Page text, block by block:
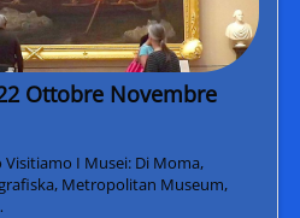
Ottobre Novembre
I Musei: Di Moma,
Metropolitan Museum,